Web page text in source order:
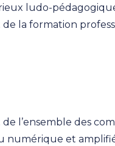
ludo-
la formation
l’ensemble des
et